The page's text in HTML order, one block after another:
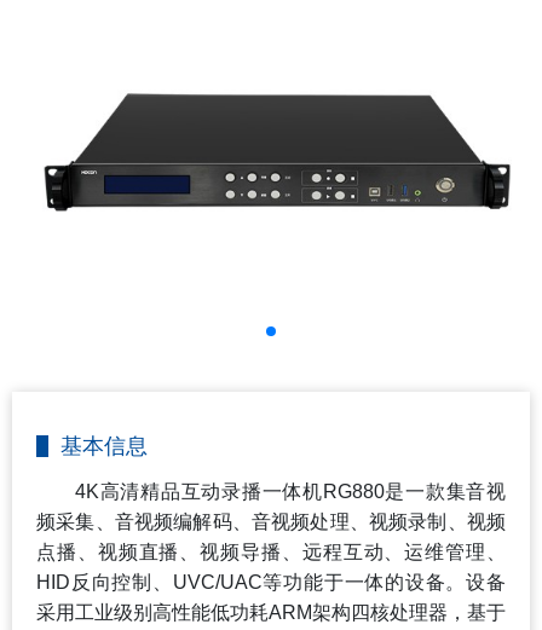
基本信息
4K高清精品互动录播一体机RG880是一款集音视
频采集、音视频编解码、音视频处理、视频录制、视频
点播、视频直播、视频导播、远程互动、运维管理、
HID反向控制、UVC/UAC等功能于一体的设备。设备
采用工业级别高性能低功耗ARM架构四核处理器，基于